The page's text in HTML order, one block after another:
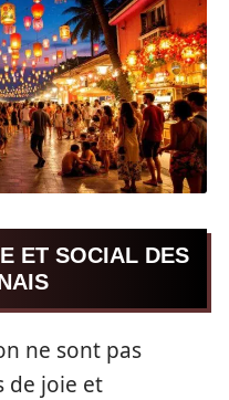
ET SOCIAL DES
ne sont pas
de joie et